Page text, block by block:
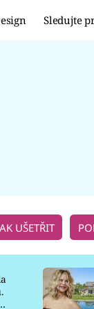
Sledujte
UŠETŘIT